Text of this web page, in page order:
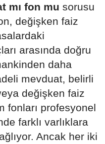
mı fon mu sorusu
değişken faiz
arasında doğru
daha
mevduat, belirli
değişken faiz
fonları profesyonel
farklı varlıklara
Ancak her iki